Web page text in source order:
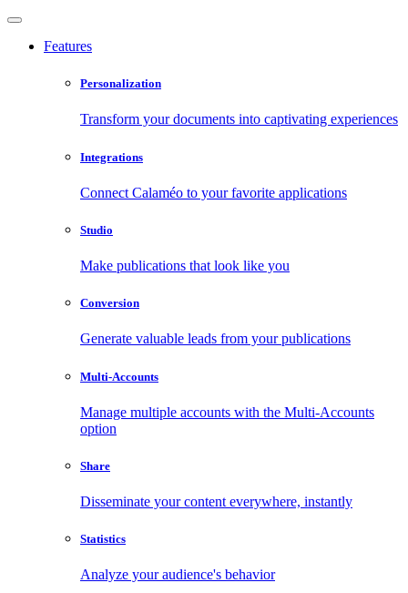
Features
Personalization
Transform your documents into captivating experiences
Integrations
Connect Calaméo to your favorite applications
Studio
Make publications that look like you
Conversion
Generate valuable leads from your publications
Multi-Accounts
Manage multiple accounts with the Multi-Accounts
option
Share
Disseminate your content everywhere, instantly
Statistics
Analyze your audience's behavior